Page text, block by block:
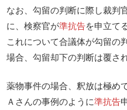
なお、勾留の判断に際し裁判
に、検察官が準抗告を申立て
これについて合議体が勾留の
場合、勾留却下の判断は覆さ
薬物事件の場合、釈放は極め
Ａさんの事例のように準抗告